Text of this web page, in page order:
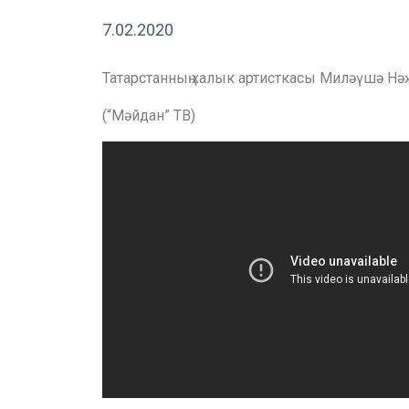
7.02.2020
Татарстанның халык артисткасы Миләүшә
(“Мәйдан” ТВ)